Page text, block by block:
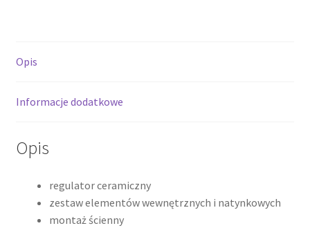
cm,
BAQ3PA18
Opis
Informacje dodatkowe
Opis
regulator ceramiczny
zestaw elementów wewnętrznych i natynkowych
montaż ścienny